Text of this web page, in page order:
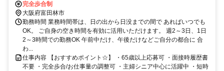
完全歩合制
大阪府富田林市
勤務時間 業務時間帯は、日の出から日没までの間で あればいつでも
OK。 ご自身の空き時間を有効に活用いただけます。 週2～3日、1日
2～3時間での勤務OK 午前中だけ、午後だけなどご自分の都合に 合
わ...
仕事内容 【おすすめポイント☆】 ・65歳以上応募可 ・面接時履歴書
不要 ・完全歩合/お仕事量の調整可 ・主婦シニア中心に活躍中 ・短時